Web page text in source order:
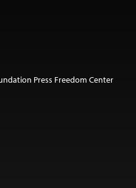
Press Freedom Center